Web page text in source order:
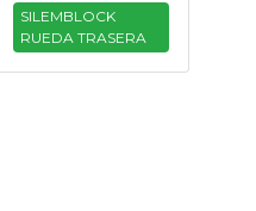
SILEMBLOCK
RUEDA TRASERA